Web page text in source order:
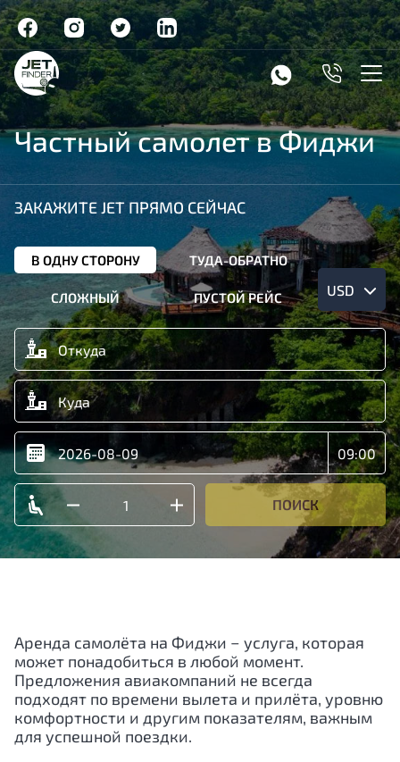
Частный самолет в Фиджи
ЗАКАЖИТЕ JET ПРЯМО СЕЙЧАС
В ОДНУ СТОРОНУ ТУДА-ОБРАТНО
СЛОЖНЫЙ ПУСТОЙ РЕЙС USD
ПОИСК
Аренда самолёта на Фиджи − услуга, которая
может понадобиться в любой момент.
Предложения авиакомпаний не всегда
подходят по времени вылета и прилёта, уровню
комфортности и другим показателям, важным
для успешной поездки.